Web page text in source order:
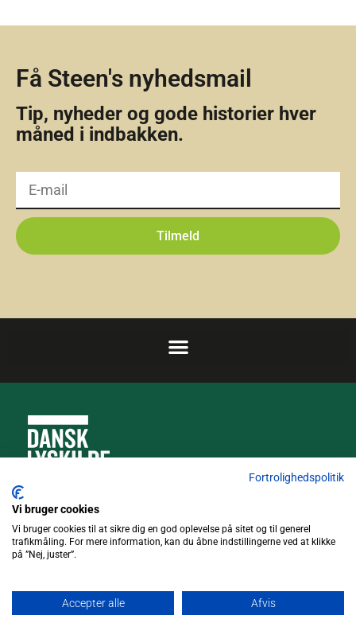
Få Steen's nyhedsmail
Tip, nyheder og gode historier hver
måned i indbakken.
Tilmeld
Truckvej 5, 4600 Køge
4371 7311
info@dansklyskilde.dk
Fortrolighedspolitik
Vi bruger cookies
Vi bruger cookies til at sikre dig en god oplevelse på sitet og til generel
trafikmåling. For mere information, kan du åbne indstillingerne ved at klikke
på ”Nej, juster”.
Accepter alle Afvis